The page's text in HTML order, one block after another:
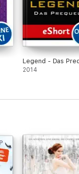
immer noch
trug.
Hach, ich
nicht
Legend - Das
2014